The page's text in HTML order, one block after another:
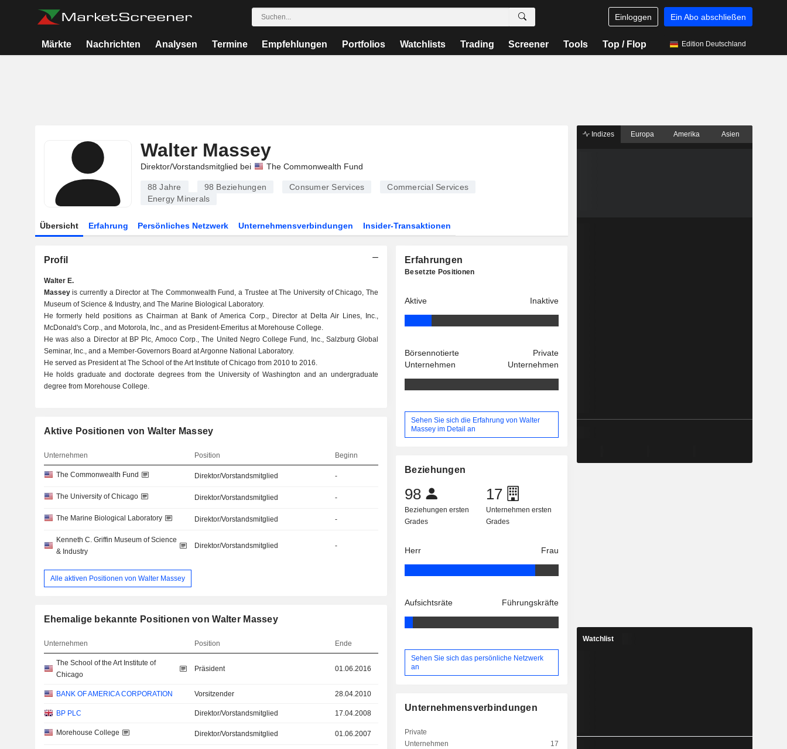
Einloggen Ein Abo abschließen
Märkte Nachrichten Analysen Termine Empfehlungen Portfolios Watchlists Trading Screener Tools Top / Flop Edition Deutschland
Walter Massey
Direktor/Vorstandsmitglied bei The Commonwealth Fund
88 Jahre 98 Beziehungen Consumer Services
Commercial Services
Energy Minerals
Übersicht Erfahrung Persönliches Netzwerk Unternehmensverbindungen Insider-Transaktionen
Profil
Walter E.
Masseyis currently a Director at The Commonwealth Fund, a Trustee at The University of Chicago, The
Museum of Science & Industry, and The Marine Biological Laboratory.
He formerly held positions as Chairman at Bank of America Corp., Director at Delta Air Lines, Inc.,
McDonald's Corp., and Motorola, Inc., and as President-Emeritus at Morehouse College.
He was also a Director at BP Plc, Amoco Corp., The United Negro College Fund, Inc., Salzburg Global
Seminar, Inc., and a Member-Governors Board at Argonne National Laboratory.
He served as President at The School of the Art Institute of Chicago from 2010 to 2016.
He holds graduate and doctorate degrees from the University of Washington and an undergraduate
degree from Morehouse College.
Aktive Positionen von Walter Massey
Unternehmen Position Beginn
The Commonwealth Fund Direktor/Vorstandsmitglied -
The University of Chicago Direktor/Vorstandsmitglied -
The Marine Biological Laboratory Direktor/Vorstandsmitglied -
Kenneth C. Griffin Museum of Science
& Industry
Direktor/Vorstandsmitglied -
Alle aktiven Positionen von Walter Massey
Ehemalige bekannte Positionen von Walter Massey
Unternehmen Position Ende
The School of the Art Institute of
Chicago
Präsident 01.06.2016
BANK OF AMERICA CORPORATION Vorsitzender 28.04.2010
BP PLC Direktor/Vorstandsmitglied 17.04.2008
Morehouse College Direktor/Vorstandsmitglied 01.06.2007
Erfahrungen
Besetzte Positionen
Aktive Inaktive
Börsennotierte
Unternehmen
Private
Unternehmen
Sehen Sie sich die Erfahrung von Walter
Massey im Detail an
Beziehungen
98
Beziehungen ersten
Grades
17
Unternehmen ersten
Grades
Herr Frau
Aufsichtsräte Führungskräfte
Sehen Sie sich das persönliche Netzwerk
an
Unternehmensverbindungen
Private
Unternehmen
17
Indizes Europa Amerika Asien
Watchlist